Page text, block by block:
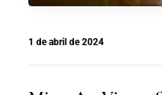
1 de abril de 2024